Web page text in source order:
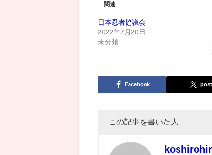
関連
日本忍者協議会
2022年7月20日
未分類
Facebook post
この記事を書いた人